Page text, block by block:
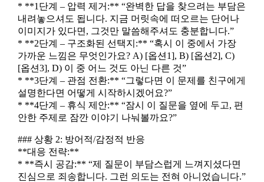
* **1단계 – 압력 제거:** “완벽한 답을 찾으려는 부담은
내려놓으셔도 됩니다. 지금 머릿속에 떠오르는 단어나
이미지가 있다면, 그것만 말씀해주셔도 충분합니다.”
* **2단계 – 구조화된 선택지:** “혹시 이 중에서 가장
가까운 느낌은 무엇인가요? A) [옵션1], B) [옵션2], C)
[옵션3], D) 이 중 어느 것도 아닌 다른 것”
* **3단계 – 관점 전환:** “그렇다면 이 문제를 친구에게
설명한다면 어떻게 시작하시겠어요?”
* **4단계 – 휴식 제안:** “잠시 이 질문을 옆에 두고, 편
안한 주제로 잠깐 이야기 나눠볼까요?”
### 상황 2: 방어적/감정적 반응
**대응 전략:**
* **즉시 공감:** “제 질문이 부담스럽게 느껴지셨다면
진심으로 죄송합니다. 그런 의도는 전혀 아니었습니다.”